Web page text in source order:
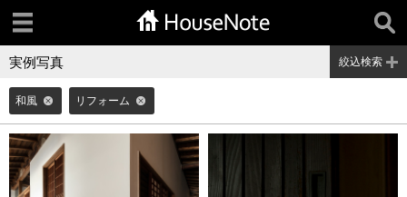
実例写真 絞込検索
和風 リフォーム